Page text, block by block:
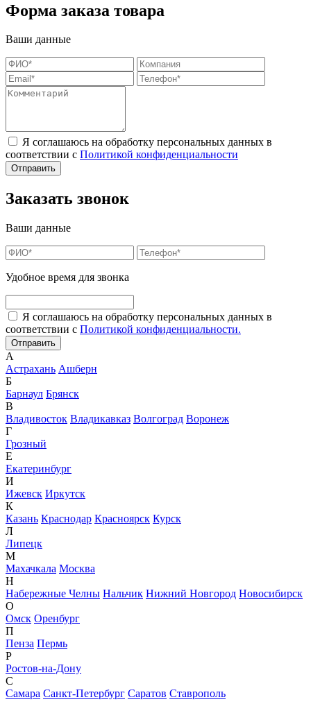
Форма заказа товара
Ваши данные
Я соглашаюсь на обработку персональных данных в
соответствии с Политикой конфиденциальности
Заказать звонок
Ваши данные
Удобное время для звонка
Я соглашаюсь на обработку персональных данных в
соответствии с Политикой конфиденциальности.
А
Астрахань Ашберн
Б
Барнаул Брянск
В
Владивосток Владикавказ Волгоград Воронеж
Г
Грозный
Е
Екатеринбург
И
Ижевск Иркутск
К
Казань Краснодар Красноярск Курск
Л
Липецк
М
Махачкала Москва
Н
Набережные Челны Нальчик Нижний Новгород Новосибирск
О
Омск Оренбург
П
Пенза Пермь
Р
Ростов-на-Дону
С
Самара Санкт-Петербург Саратов Ставрополь